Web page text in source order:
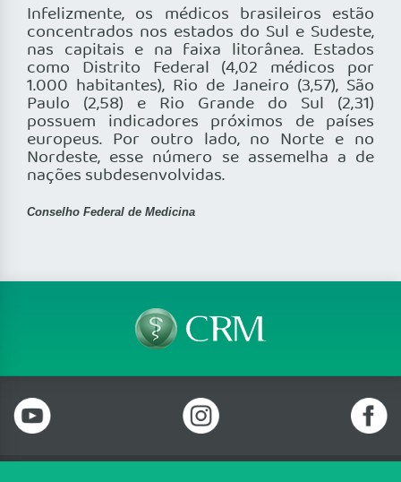
Infelizmente, os médicos brasileiros estão
concentrados nos estados do Sul e Sudeste,
nas capitais e na faixa litorânea. Estados
como Distrito Federal (4,02 médicos por
1.000 habitantes), Rio de Janeiro (3,57), São
Paulo (2,58) e Rio Grande do Sul (2,31)
possuem indicadores próximos de países
europeus. Por outro lado, no Norte e no
Nordeste, esse número se assemelha a de
nações subdesenvolvidas.
Conselho Federal de Medicina